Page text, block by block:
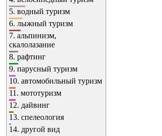
5. водный туризм
6. лыжный туризм
7. альпинизм,
скалолазание
8. рафтинг
9. парусный туризм
10. автомобильный туризм
11. мототуризм
12. дайвинг
13. спелеология
14. другой вид